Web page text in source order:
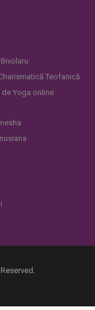
Teofanică
Yoga online